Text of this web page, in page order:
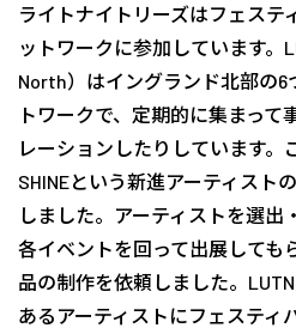
ライトナイトリーズはフェステ
ットワークに参加しています。
North）はイングランド北部の6
トワークで、定期的に集まって
レーションしたりしています。
SHINEという新進アーティスト
しました。アーティストを選出
各イベントを回って出展しても
品の制作を依頼しました。
あるアーティストにフェスティ